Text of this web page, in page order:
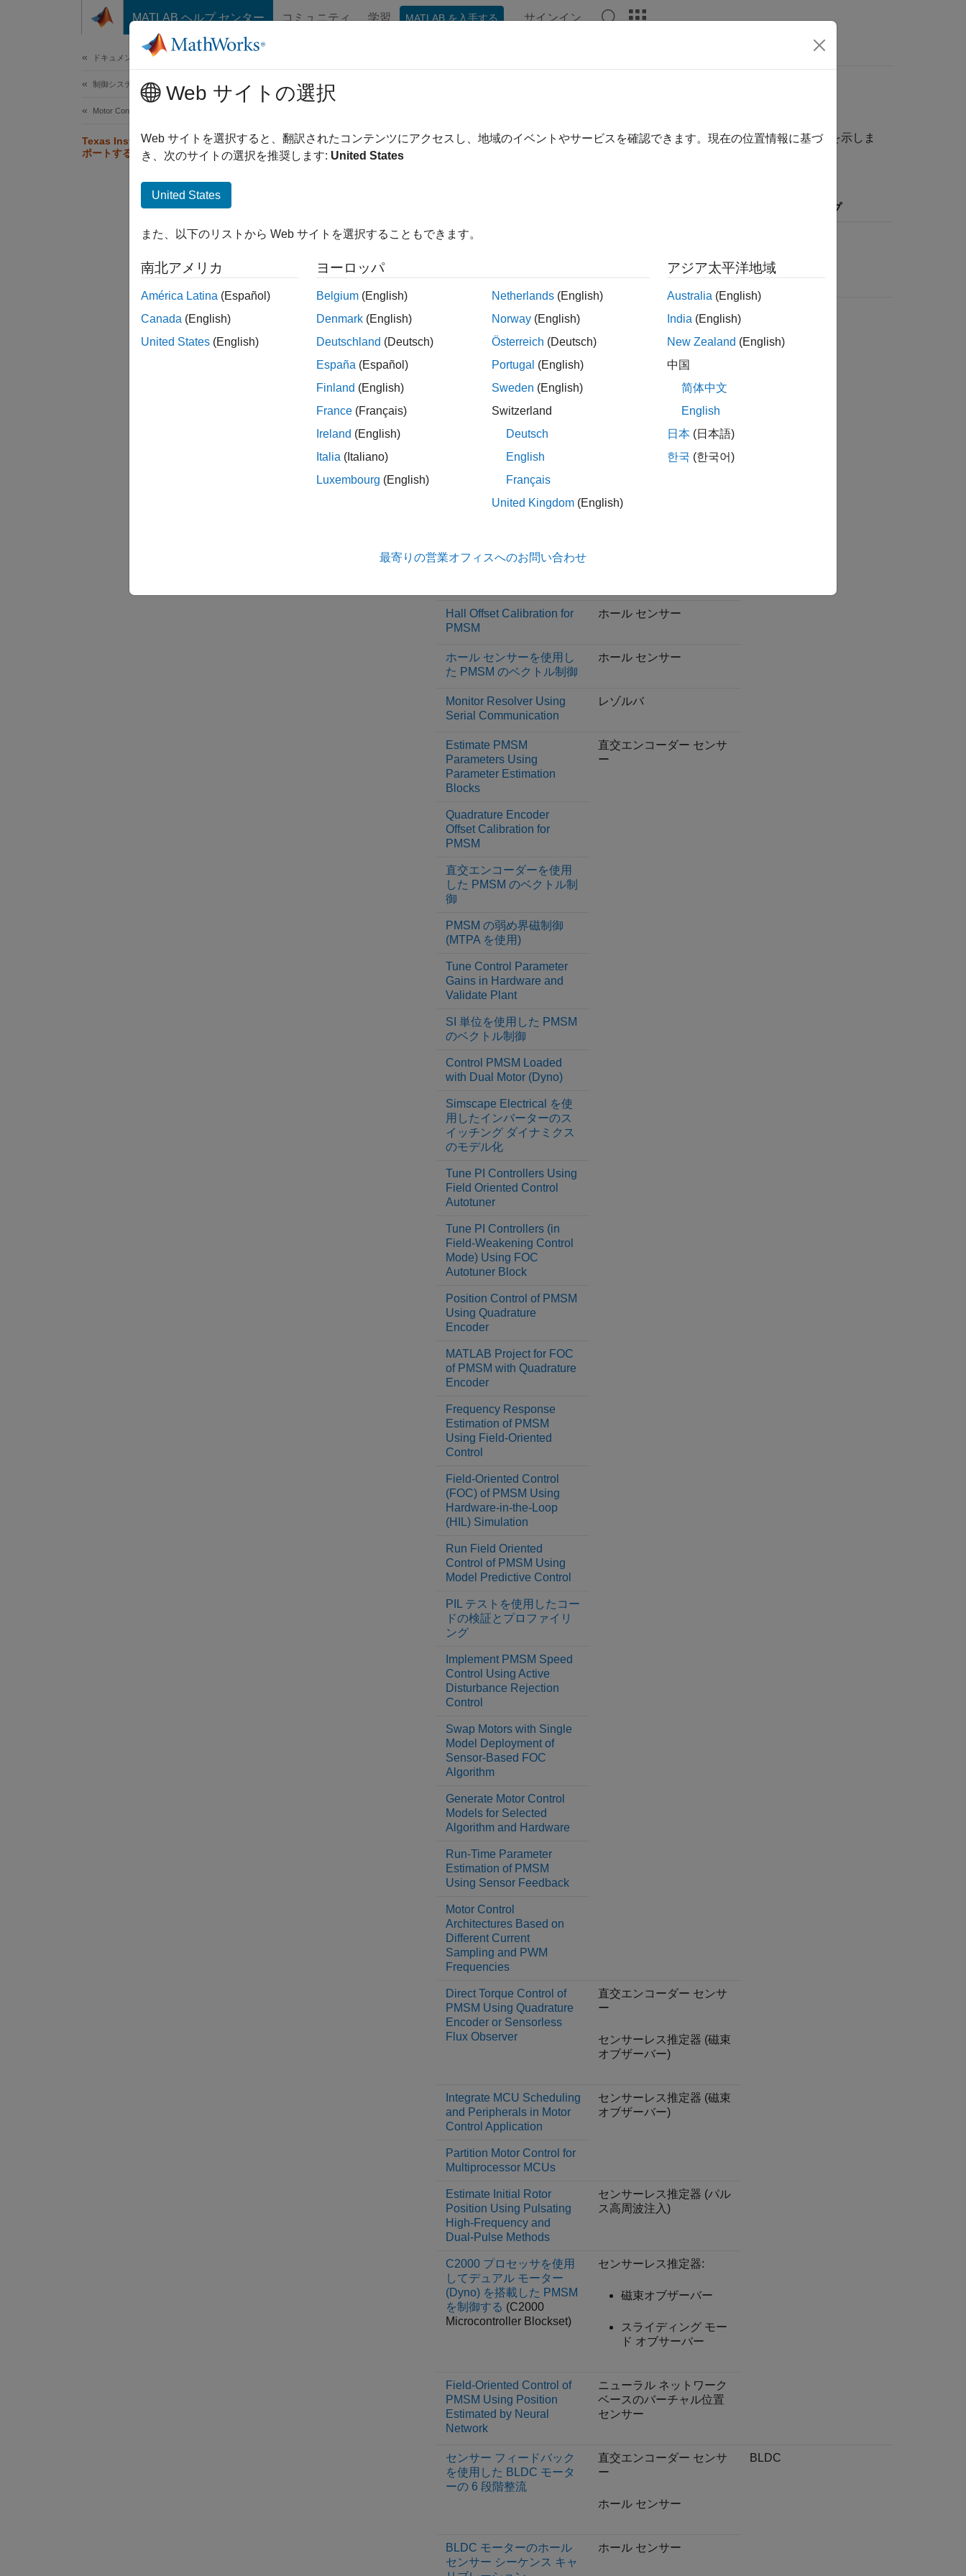
コンテンツへスキップ
MATLAB ヘルプ センター コミュニティ 学習 MATLAB を入手する サインイン
ドキュメンテーションのホーム
制御システム
Motor Control Blockset
Texas Instruments ハードウェアをサ
ポートする例
Texas Instruments
次の表に、Texas Instruments™ のコントローラーをサポートする Motor Control Blockset®の参照例の一覧を示しま
す。
モーターのタイプ
LAUNCHXL-F28379D
開ループ制御での三相 AC
ション
誘導モーター
Parameters Using
Parameter Estimation
ホール センサー
センサーレス推定器 (磁束
Hall Offset Calibration for
PMSM
ホール センサー
ホール センサーを使用し
た PMSM のベクトル制御
ホール センサー
Monitor Resolver Using
Serial Communication
レゾルバ
Estimate PMSM
Parameters Using
Parameter Estimation
Blocks
直交エンコーダー センサ
ー
Quadrature Encoder
Offset Calibration for
PMSM
直交エンコーダーを使用
した PMSM のベクトル制
御
PMSM の弱め界磁制御
(MTPA を使用)
Tune Control Parameter
Gains in Hardware and
Validate Plant
SI 単位を使用した PMSM
のベクトル制御
Control PMSM Loaded
with Dual Motor (Dyno)
Simscape Electrical を使
用したインバーターのス
イッチング ダイナミクス
のモデル化
Tune PI Controllers Using
Field Oriented Control
Autotuner
Tune PI Controllers (in
Field-Weakening Control
Mode) Using FOC
Autotuner Block
Position Control of PMSM
Using Quadrature
Encoder
MATLAB Project for FOC
of PMSM with Quadrature
Encoder
Frequency Response
Estimation of PMSM
Using Field-Oriented
Control
Field-Oriented Control
(FOC) of PMSM Using
Hardware-in-the-Loop
(HIL) Simulation
Run Field Oriented
Control of PMSM Using
Model Predictive Control
PIL テストを使用したコー
ドの検証とプロファイリ
ング
Implement PMSM Speed
Control Using Active
Disturbance Rejection
Control
Swap Motors with Single
Model Deployment of
Sensor-Based FOC
Algorithm
Generate Motor Control
Models for Selected
Algorithm and Hardware
Run-Time Parameter
Estimation of PMSM
Using Sensor Feedback
Motor Control
Architectures Based on
Different Current
Sampling and PWM
Frequencies
Direct Torque Control of
PMSM Using Quadrature
Encoder or Sensorless
Flux Observer
直交エンコーダー センサ
ー
センサーレス推定器 (磁束
オブザーバー)
Integrate MCU Scheduling
and Peripherals in Motor
Control Application
センサーレス推定器 (磁束
オブザーバー)
Partition Motor Control for
Multiprocessor MCUs
Estimate Initial Rotor
Position Using Pulsating
High-Frequency and
Dual-Pulse Methods
センサーレス推定器 (パル
ス高周波注入)
C2000 プロセッサを使用
してデュアル モーター
(Dyno) を搭載した PMSM
を制御する (C2000
Microcontroller Blockset)
センサーレス推定器:
磁束オブザーバー
スライディング モー
ド オブサーバー
Field-Oriented Control of
PMSM Using Position
Estimated by Neural
Network
ニューラル ネットワーク
ベースのバーチャル位置
センサー
センサー フィードバック
を使用した BLDC モータ
ーの 6 段階整流
直交エンコーダー センサ
ー
ホール センサー
BLDC
BLDC モーターのホール
センサー シーケンス キャ
ホール センサー
Web サイトの選択
Web サイトを選択すると、翻訳されたコンテンツにアクセスし、地域のイベントやサービスを確認できます。現在の位置情報に基づ
き、次のサイトの選択を推奨します: United States
United States
また、以下のリストから Web サイトを選択することもできます。
南北アメリカ
América Latina (Español)
Canada (English)
United States (English)
ヨーロッパ
Belgium (English)
Denmark (English)
Deutschland (Deutsch)
España (Español)
Finland (English)
France (Français)
Ireland (English)
Italia (Italiano)
Luxembourg (English)
Netherlands (English)
Norway (English)
Österreich (Deutsch)
Portugal (English)
Sweden (English)
Switzerland
Deutsch
English
Français
United Kingdom (English)
アジア太平洋地域
Australia (English)
India (English)
New Zealand (English)
中国
简体中文
English
日本 (日本語)
한국 (한국어)
最寄りの営業オフィスへのお問い合わせ